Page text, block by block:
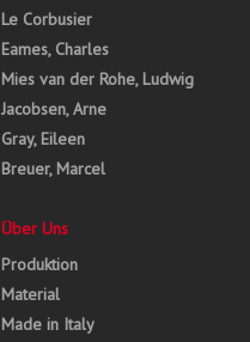
Le Corbusier
Eames, Charles
Mies van der Rohe, Ludwig
Jacobsen, Arne
Gray, Eileen
Breuer, Marcel
Über Uns
Produktion
Material
Made in Italy